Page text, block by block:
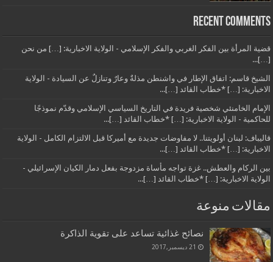
Recent Comments
قضية المرأة بين الفكر الغربي والفكر الإسلامي - الولاية الاخبارية: […] من نحن
[…]...
الشيخ قاسم: اتفاق الإطار في واشنطن مذلةٌ وعارٌ وتنازلٌ عن السيادة - الولاية
الاخبارية: […] *خطاب القائد […]...
الإمام الخامنئي شخصية فريدة في التاريخ السياسي الإسلامي وقدّم نموذجًا
للحاكمية - الولاية الاخبارية: […] *خطاب القائد […]...
قاليباف: لبنان أولويتنا.. لا مفاوضات جديدة مع أميركا قبل الالتزام الكامل - الولاية
الاخبارية: […] *خطاب القائد […]...
بين الركام والعطش.. غزة تواجه مأساة مزدوجة بفعل دمار الكيان الإسرائيلي -
الولاية الاخبارية: […] *خطاب القائد […]...
مقالات منوعة
نصائح غذائية تساعد على تقوية الذاكرة
21 ديسمبر,2017